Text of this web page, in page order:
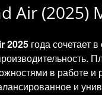
Air (2025)
2025 года сочетает
в работе и
и